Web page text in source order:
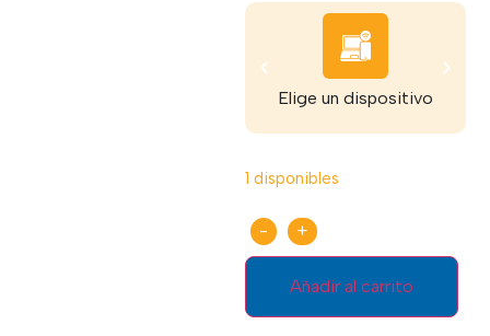
Elige un dispositivo
1 disponibles
- +
Añadir al carrito